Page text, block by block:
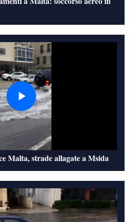
y
V
i
d
e
o
P
l
a
y
Malta, strade allagate a Msida